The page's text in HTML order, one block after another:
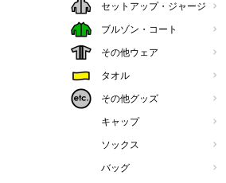
セットアップ・ジャージ
ブルゾン・コート
その他ウェア
タオル
その他グッズ
キャップ
ソックス
バッグ